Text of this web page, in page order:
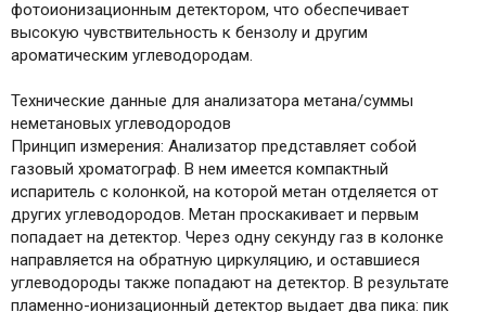
фотоионизационным детектором, что обеспечивает
высокую чувствительность к бензолу и другим
ароматическим углеводородам.
Технические данные для анализатора метана/суммы
неметановых углеводородов
Принцип измерения: Анализатор представляет собой
газовый хроматограф. В нем имеется компактный
испаритель с колонкой, на которой метан отделяется от
других углеводородов. Метан проскакивает и первым
попадает на детектор. Через одну секунду газ в колонке
направляется на обратную циркуляцию, и оставшиеся
углеводороды также попадают на детектор. В результате
пламенно-ионизационный детектор выдает два пика: пик